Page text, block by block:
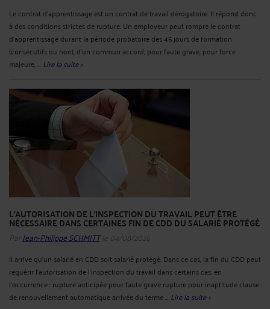
Le contrat d’apprentissage est un contrat de travail dérogatoire. Il répond donc
à des conditions strictes de rupture. Un employeur peut rompre le contrat
d’apprentissage durant la période probatoire des 45 jours de formation
(consécutifs ou non), d’un commun accord, pour faute grave, pour force
majeure, ... Lire la suite >
L'AUTORISATION DE L'INSPECTION DU TRAVAIL PEUT ÊTRE
NÉCESSAIRE DANS CERTAINES FIN DE CDD DU SALARIÉ PROTÉGÉ
Par Jean-Philippe SCHMITTle 04/08/2026
Il arrive qu’un salarié en CDD soit salarié protégé. Dans ce cas, la fin du CDD peut
requérir l’autorisation de l’inspection du travail dans certains cas, en
l’occurrence : rupture anticipée pour faute grave rupture pour inaptitude clause
de renouvellement automatique arrivée du terme ... Lire la suite >